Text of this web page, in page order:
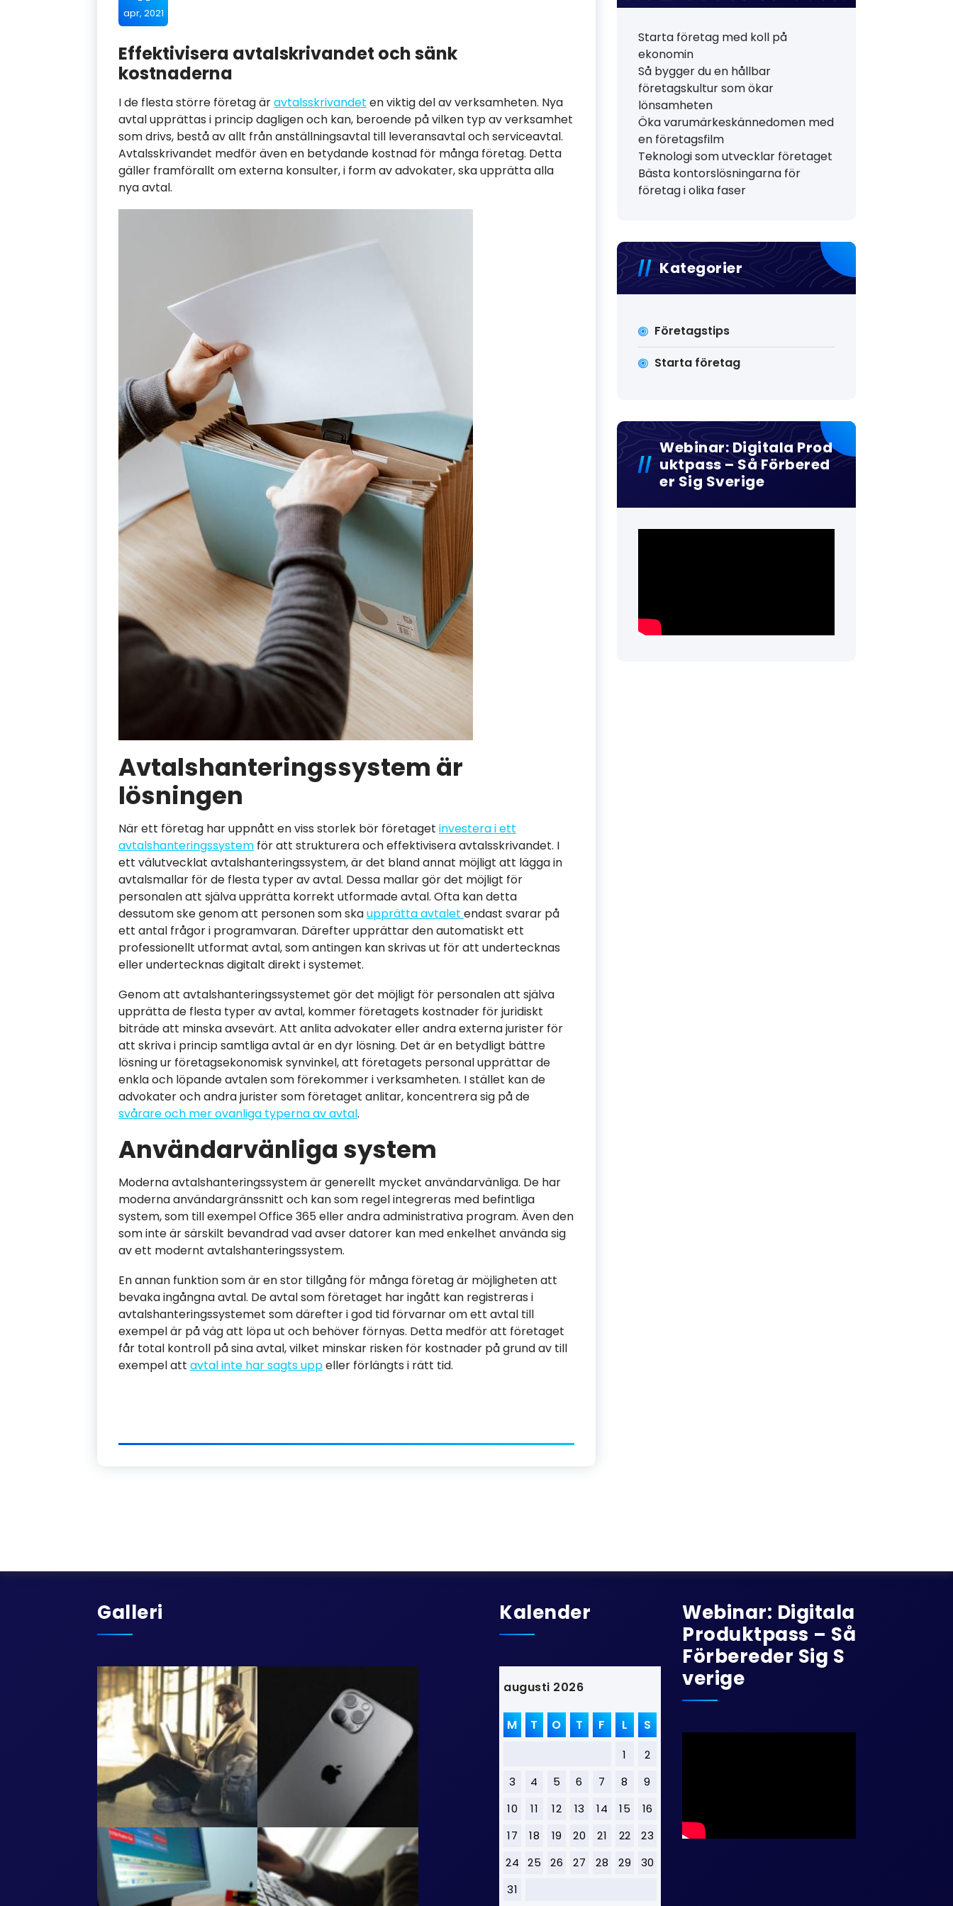
apr, 2021
Effektivisera avtalskrivandet och sänk
kostnaderna
I de flesta större företag äravtalsskrivandet en viktig del av verksamheten. Nya
avtal upprättas i princip dagligen och kan, beroende på vilken typ av verksamhet
som drivs, bestå av allt från anställningsavtal till leveransavtal och serviceavtal.
Avtalsskrivandet medför även en betydande kostnad för många företag. Detta
gäller framförallt om externa konsulter, i form av advokater, ska upprätta alla
nya avtal.
Avtalshanteringssystem är
lösningen
När ett företag har uppnått en viss storlek bör företaget investera i ett
avtalshanteringssystem för att strukturera och effektivisera avtalsskrivandet. I
ett välutvecklat avtalshanteringssystem, är det bland annat möjligt att lägga in
avtalsmallar för de flesta typer av avtal. Dessa mallar gör det möjligt för
personalen att själva upprätta korrekt utformade avtal. Ofta kan detta
dessutom ske genom att personen som skaupprätta avtalet endast svarar på
ett antal frågor i programvaran. Därefter upprättar den automatiskt ett
professionellt utformat avtal, som antingen kan skrivas ut för att undertecknas
eller undertecknas digitalt direkt i systemet.
Genom att avtalshanteringssystemet gör det möjligt för personalen att själva
upprätta de flesta typer av avtal, kommer företagets kostnader för juridiskt
biträde att minska avsevärt. Att anlita advokater eller andra externa jurister för
att skriva i princip samtliga avtal är en dyr lösning. Det är en betydligt bättre
lösning ur företagsekonomisk synvinkel, att företagets personal upprättar de
enkla och löpande avtalen som förekommer i verksamheten. I stället kan de
advokater och andra jurister som företaget anlitar, koncentrera sig på de
svårare och mer ovanliga typerna av avtal.
Användarvänliga system
Moderna avtalshanteringssystem är generellt mycket användarvänliga. De har
moderna användargränssnitt och kan som regel integreras med befintliga
system, som till exempel Office 365 eller andra administrativa program. Även den
som inte är särskilt bevandrad vad avser datorer kan med enkelhet använda sig
av ett modernt avtalshanteringssystem.
En annan funktion som är en stor tillgång för många företag är möjligheten att
bevaka ingångna avtal. De avtal som företaget har ingått kan registreras i
avtalshanteringssystemet som därefter i god tid förvarnar om ett avtal till
exempel är på väg att löpa ut och behöver förnyas. Detta medför att företaget
får total kontroll på sina avtal, vilket minskar risken för kostnader på grund av till
exempel att avtal inte har sagts uppeller förlängts i rätt tid.
Starta företag med koll på
ekonomin
Så bygger du en hållbar
företagskultur som ökar
lönsamheten
Öka varumärkeskännedomen med
en företagsfilm
Teknologi som utvecklar företaget
Bästa kontorslösningarna för
företag i olika faser
Kategorier
Företagstips
Starta företag
Webinar: Digitala Prod
Uktpass – Så Förbered
Er Sig Sverige
Galleri Kalender
augusti 2026
M T O T F L S
1
2
3
4 5 6 7 8
9
10
11 12 13 14 15
16
17
18 19 20 21 22
23
24
25 26 27 28 29
30
31
Webinar: Digitala
Produktpass – Så
Förbereder Sig S
Verige